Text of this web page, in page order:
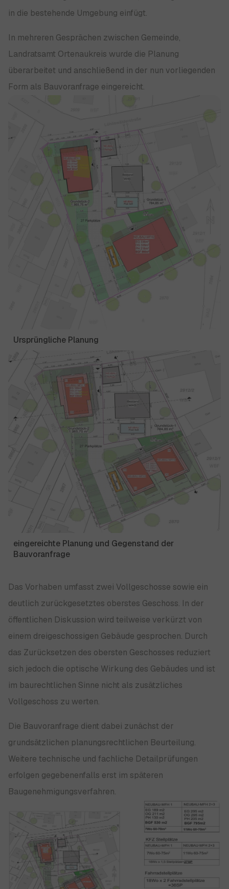
in die bestehende Umgebung einfügt.
In mehreren Gesprächen zwischen Gemeinde,
Landratsamt Ortenaukreis wurde die Planung
überarbeitet und anschließend in der nun vorliegenden
Form als Bauvoranfrage eingereicht.
Ursprüngliche Planung
Show larger version for:
eingereichte Planung und Gegenstand der
Bauvoranfrage
Das Vorhaben umfasst zwei Vollgeschosse sowie ein
deutlich zurückgesetztes oberstes Geschoss. In der
öffentlichen Diskussion wird teilweise verkürzt von
einem dreigeschossigen Gebäude gesprochen. Durch
das Zurücksetzen des obersten Geschosses reduziert
sich jedoch die optische Wirkung des Gebäudes und ist
im baurechtlichen Sinne nicht als zusätzliches
Vollgeschoss zu werten.
Die Bauvoranfrage dient dabei zunächst der
grundsätzlichen planungsrechtlichen Beurteilung.
Weitere technische und fachliche Detailprüfungen
erfolgen gegebenenfalls erst im späteren
Baugenehmigungsverfahren.